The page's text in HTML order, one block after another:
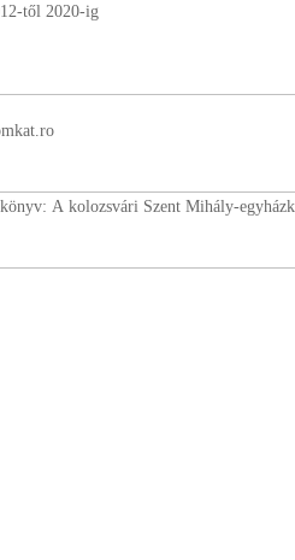
-től 2020-ig
A kolozsvári Szent Mihály-